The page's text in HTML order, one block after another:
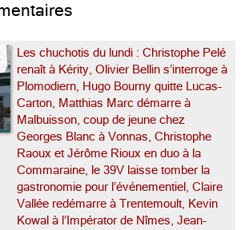
Les chuchotis du lundi : Christophe Pelé
renaît à Kérity, Olivier Bellin s’interroge à
Plomodiern, Hugo Bourny quitte Lucas-
Carton, Matthias Marc démarre à
Malbuisson, coup de jeune chez
Georges Blanc à Vonnas, Christophe
Raoux et Jérôme Rioux en duo à la
Commaraine, le 39V laisse tomber la
gastronomie pour l’événementiel, Claire
Vallée redémarre à Trentemoult, Kevin
Kowal à l’Impérator de Nîmes, Jean-